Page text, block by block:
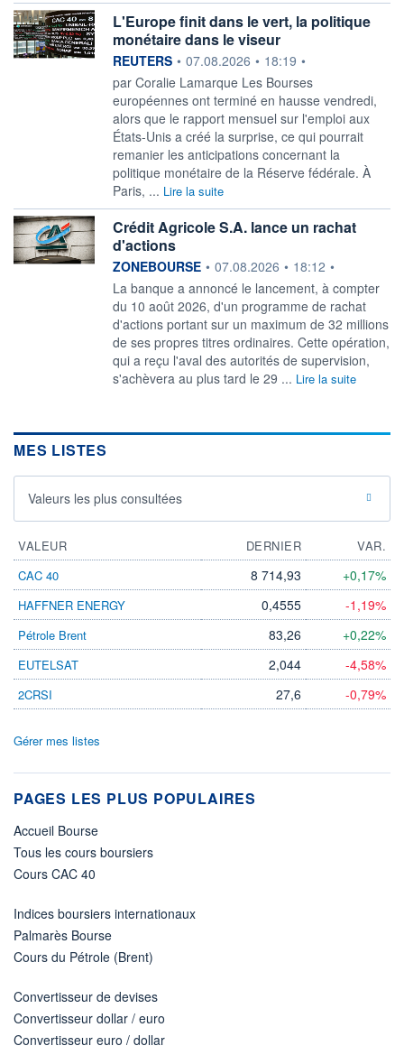
L'Europe finit dans le vert, la politique
monétaire dans le viseur
information fournie par
REUTERS • 07.08.2026 • 18:19 •
par Coralie Lamarque Les Bourses
européennes ont terminé en hausse vendredi,
alors que le rapport mensuel sur l'emploi ‌aux
États-Unis a créé la surprise, ce qui pourrait
remanier les anticipations concernant la
politique monétaire de la Réserve fédérale. À
Paris, ... Lire la suite
Crédit Agricole S.A. lance un rachat
d'actions
information fournie par
ZONEBOURSE • 07.08.2026 • 18:12 •
La banque a annoncé le lancement, à compter
du 10 août 2026, d'un programme de rachat
d'actions portant sur un maximum de 32 millions
de ses propres titres ordinaires. Cette opération,
qui a reçu l'aval des autorités de supervision,
s'achèvera au plus tard le 29 ... Lire la suite
MES LISTES
Valeurs les plus consultées
VALEUR DERNIER
VAR.
CAC 40
8 714,93 +0,17%
HAFFNER ENERGY 0,4555 -1,19%
Pétrole Brent 83,26 +0,22%
EUTELSAT 2,044 -4,58%
2CRSI 27,6 -0,79%
Gérer mes listes
PAGES LES PLUS POPULAIRES
Accueil Bourse
Tous les cours boursiers
Cours CAC 40
Indices boursiers internationaux
Palmarès Bourse
Cours du Pétrole (Brent)
Convertisseur de devises
Convertisseur dollar / euro
Convertisseur euro / dollar